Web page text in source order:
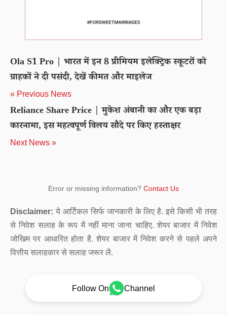
Ola S1 Pro | भारत में इन 8 प्रीमियम इलेक्ट्रिक स्कूटरों को
ग्राहकों ने दी पसंदी, देखें कीमत और माइलेज
« Previous News
Reliance Share Price | मुकेश अंबानी का और एक बड़ा
कारनामा, इस महत्वपूर्ण विलय सौदे पर किए हस्ताक्षर
Next News »
Error or missing information? Contact Us
Disclaimer: ये आर्टिकल सिर्फ जानकारी के लिए है. इसे किसी भी तरह
से निवेश सलाह के रूप में नहीं माना जाना चाहिए. शेयर बाजार में निवेश
जोखिम पर आधारित होता है. शेयर बाजार में निवेश करने से पहले अपने
वित्तीय सलाहकार से सलाह जरूर लें.
Follow On Channel